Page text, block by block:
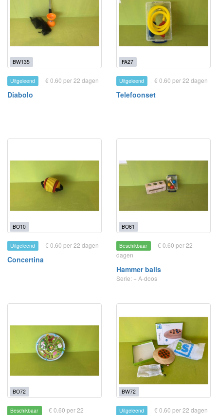
BW135
Uitgeleend € 0.60 per 22 dagen
Diabolo
FA27
Uitgeleend € 0.60 per 22 dagen
Telefoonset
BO10
Uitgeleend € 0.60 per 22 dagen
Concertina
BO61
Beschikbaar
€ 0.60 per 22
dagen
Hammer balls
Serie: + A-doos
BO72
Beschikbaar
€ 0.60 per 22
BW72
Uitgeleend € 0.60 per 22 dagen